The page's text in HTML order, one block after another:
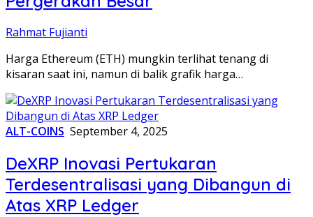
Rahmat Fujianti
Harga Ethereum (ETH) mungkin terlihat tenang di
kisaran saat ini, namun di balik grafik harga…
ALT-COINS September 4, 2025
DeXRP Inovasi Pertukaran
Terdesentralisasi yang Dibangun di
Atas XRP Ledger